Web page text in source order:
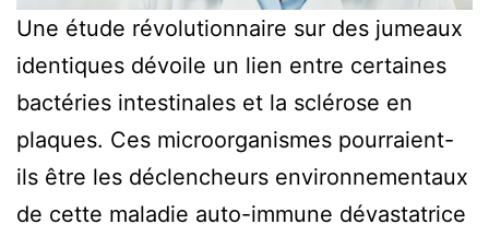
Une étude révolutionnaire sur des jumeaux
identiques dévoile un lien entre certaines
bactéries intestinales et la sclérose en
plaques. Ces microorganismes pourraient-
ils être les déclencheurs environnementaux
de cette maladie auto-immune dévastatrice